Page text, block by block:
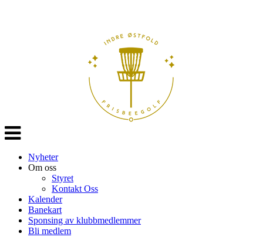
Veksle
navigasjon
Nyheter
Om oss
Styret
Kontakt Oss
Kalender
Banekart
Sponsing av klubbmedlemmer
Bli medlem